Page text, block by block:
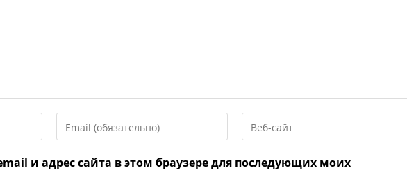
свой
адрес,
URL
веб-
и адрес сайта в этом браузере для последующих моих